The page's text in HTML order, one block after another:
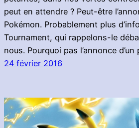
peut en attendre ? Peut-être
Pokémon. Probablement plus
Tournament, qui rappelons-le
nous. Pourquoi pas l’annonce
24 février 2016